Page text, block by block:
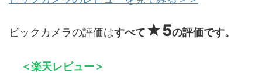
ビックカメラの評価はすべて★5の評価です。
＜楽天レビュー＞